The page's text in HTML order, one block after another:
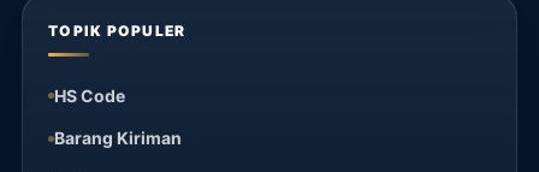
TOPIK POPULER
HS Code
Barang Kiriman